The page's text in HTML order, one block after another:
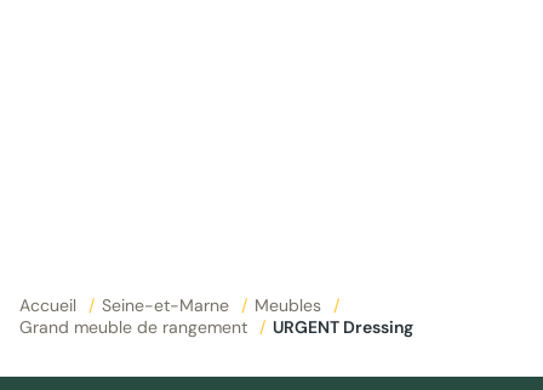
Accueil / Seine-et-Marne / Meubles
/
Grand meuble de rangement
/ URGENT Dressing